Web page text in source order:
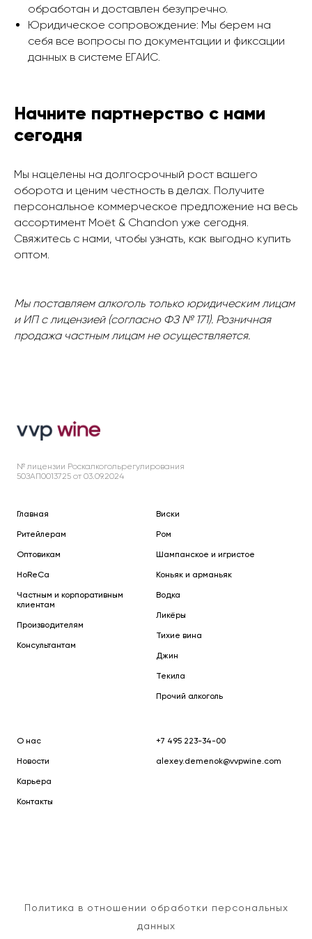
обработан и доставлен безупречно.
Юридическое сопровождение: Мы берем на
себя все вопросы по документации и фиксации
данных в системе ЕГАИС.
Начните партнерство с нами
сегодня
Мы нацелены на долгосрочный рост вашего
оборота и ценим честность в делах. Получите
персональное коммерческое предложение на весь
ассортимент Moët & Chandon уже сегодня.
Свяжитесь с нами, чтобы узнать, как выгодно купить
оптом.
Мы поставляем алкоголь только юридическим лицам
и ИП с лицензией (согласно ФЗ № 171). Розничная
продажа частным лицам не осуществляется.
№ лицензии Роскалкогольрегулирования
50ЗАП0013725 от 03.09.2024
Главная
Ритейлерам
Оптовикам
HoReCa
Частным и корпоративным
клиентам
Производителям
Консультантам
Виски
Ром
Шампанское и игристое
Коньяк и арманьяк
Водка
Ликёры
Тихие вина
Джин
Текила
Прочий алкоголь
О нас
Новости
Карьера
Контакты
+7 495 223-34-00
alexey.demenok@vvpwine.com
Политика в отношении обработки персональных
данных